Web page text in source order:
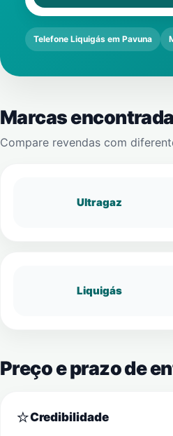
Telefone Liquigás em Pavuna
Marcas
Compare revendas com
Ultragaz
Liquigás
Preço e prazo de
⭐Credibilidade